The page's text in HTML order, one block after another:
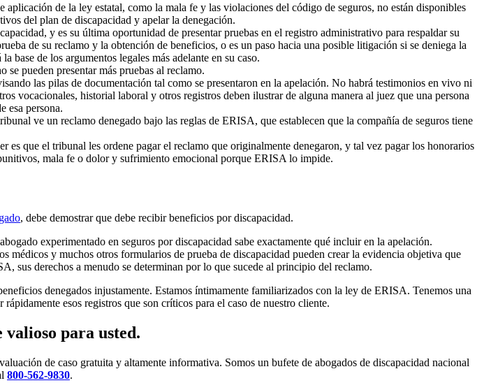
de la ley estatal, como la mala fe y las violaciones del código de seguros, no están disponibles
del plan de discapacidad y apelar la denegación.
y es su última oportunidad de presentar pruebas en el registro administrativo para respaldar su
de su reclamo y la obtención de beneficios, o es un paso hacia una posible litigación si se deniega la
base de los argumentos legales más adelante en su caso.
pueden presentar más pruebas al reclamo.
las pilas de documentación tal como se presentaron en la apelación. No habrá testimonios en vivo ni
vocacionales, historial laboral y otros registros deben ilustrar de alguna manera al juez que una persona
esa persona.
ve un reclamo denegado bajo las reglas de ERISA, que establecen que la compañía de seguros tiene
es que el tribunal les ordene pagar el reclamo que originalmente denegaron, y tal vez pagar los honorarios
mala fe o dolor y sufrimiento emocional porque ERISA lo impide.
, debe demostrar que debe recibir beneficios por discapacidad.
experimentado en seguros por discapacidad sabe exactamente qué incluir en la apelación.
médicos y muchos otros formularios de prueba de discapacidad pueden crear la evidencia objetiva que
sus derechos a menudo se determinan por lo que sucede al principio del reclamo.
denegados injustamente. Estamos íntimamente familiarizados con la ley de ERISA. Tenemos una
esos registros que son críticos para el caso de nuestro cliente.
valioso para usted.
de caso gratuita y altamente informativa. Somos un bufete de abogados de discapacidad nacional
800-562-9830.